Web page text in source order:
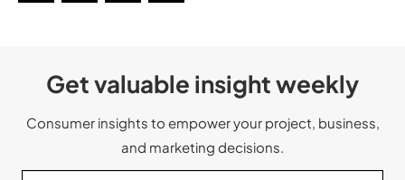
Get valuable insight weekly
Consumer insights to empower your project, business,
and marketing decisions.